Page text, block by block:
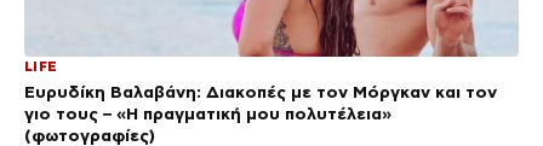
LIFE
Ευρυδίκη Βαλαβάνη: Διακοπές με τον Μόργκαν και τον
γιο τους – «Η πραγματική μου πολυτέλεια»
(φωτογραφίες)